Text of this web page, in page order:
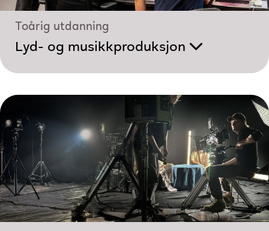
Toårig utdanning
Lyd- og musikk­produksjon